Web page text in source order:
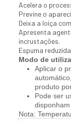
Acelera o
Previne o
Deixa a loiça
Apresenta
incrustações.
Espuma
Modo de
Aplicar o
produto
Pode ser
Nota: